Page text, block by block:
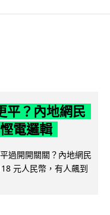
平？內地網民
電邏輯
過開開關關？內地網民
元人民幣，有人飆到